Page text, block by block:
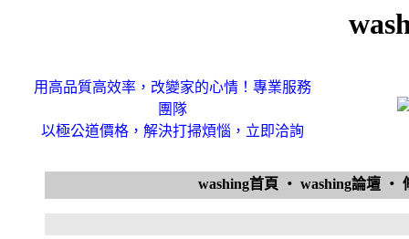
用高品質高效率，改變家的心情！專業服務
團隊
以極公道價格，解決打掃煩惱，立即洽詢
washing首頁 ‧ washing論壇 ‧